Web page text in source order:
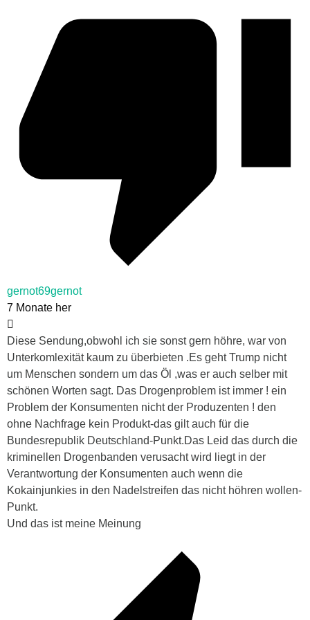
gernot69gernot
7 Monate her
Diese Sendung,obwohl ich sie sonst gern höhre, war von
Unterkomlexität kaum zu überbieten .Es geht Trump nicht
um Menschen sondern um das Öl ,was er auch selber mit
schönen Worten sagt. Das Drogenproblem ist immer ! ein
Problem der Konsumenten nicht der Produzenten ! den
ohne Nachfrage kein Produkt-das gilt auch für die
Bundesrepublik Deutschland-Punkt.Das Leid das durch die
kriminellen Drogenbanden verusacht wird liegt in der
Verantwortung der Konsumenten auch wenn die
Kokainjunkies in den Nadelstreifen das nicht höhren wollen-
Punkt.
Und das ist meine Meinung